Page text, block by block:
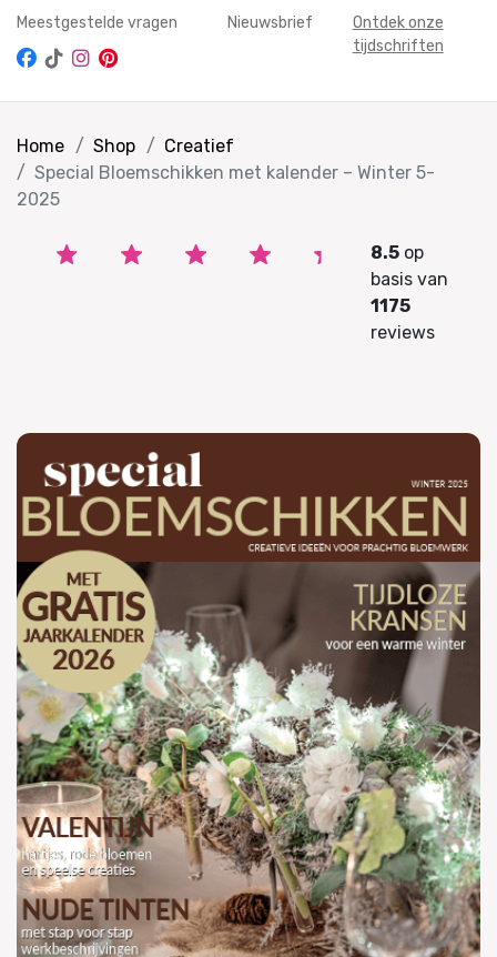
Meestgestelde vragen Nieuwsbrief
Ontdek onze
tijdschriften
Home Shop
Creatief
Special Bloemschikken met kalender – Winter 5-
2025
8.5op
basis van
1175
reviews